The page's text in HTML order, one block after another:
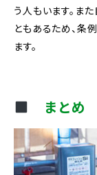
う人もいます。ま
ともあるため、条
ます。
まとめ